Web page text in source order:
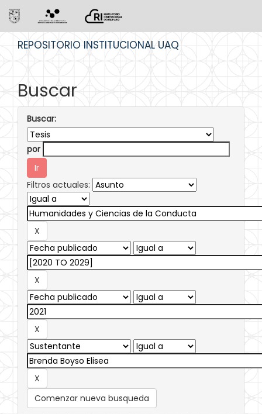
REPOSITORIO INSTITUCIONAL UAQ
Buscar
Buscar:
por
Filtros actuales:
Comenzar nueva busqueda